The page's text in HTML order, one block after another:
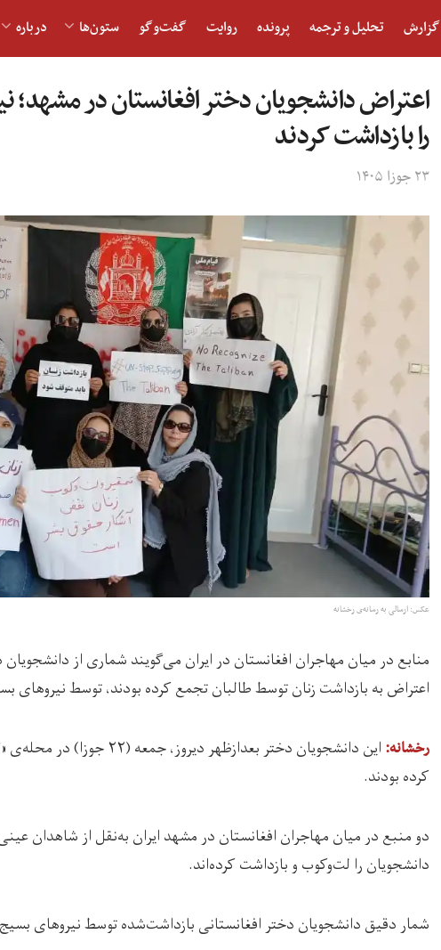
گزارش تحلیل و ترجمه پرونده روایت گفت‌و‎گو ستون‌ها درباره
اعتراض دانشجویان دختر افغانستان در مشهد؛
را بازداشت کردند
۲۳ جوزا ۱۴۰۵
عکس: ارسالی به رسانه‌ی رخشانه
منابع در میان مهاجران افغانستان در ایران می‌گویند شماری از
اعتراض به بازداشت زنان توسط طالبان تجمع کرده بودند، توسط نیروهای
رخشانه:
اين دانشجویان دختر
کرده بودند.
‏دو منبع در میان مهاجران افغانستان در مشهد ایران به‌نقل از شاهدان
دانشجویان را لت‌وکوب و بازداشت کرده‌اند.
شمار دقیق دانشجویان دختر افغانستانی بازداشت‌شده توسط نیروهای